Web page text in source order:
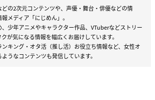
の2次元コンテンツや、声優・舞台・俳優などの情
メディア「にじめん」。
少年アニメやキャラクター作品、VTuberなどストリー
が気になる情報を幅広くお届けしています。
キング・オタ活（推し活）お役立ち情報など、女性オ
うなコンテンツも発信しています。